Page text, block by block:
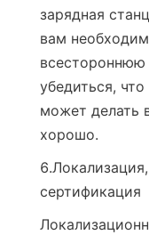
зарядная
вам
всестороннюю
убедиться,
может делать
хорошо.
сертификация